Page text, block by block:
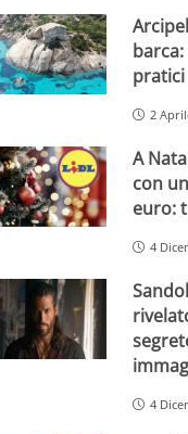
pratici
2
A
con
euro:
4
4